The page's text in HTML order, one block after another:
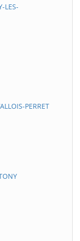
LES-
PERRET